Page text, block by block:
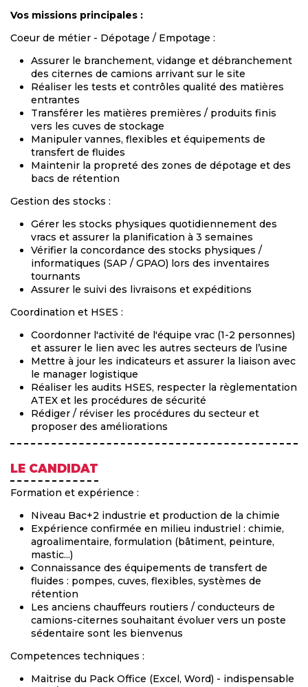
Vos missions principales :
Coeur de métier - Dépotage / Empotage :
Assurer le branchement, vidange et débranchement
des citernes de camions arrivant sur le site
Réaliser les tests et contrôles qualité des matières
entrantes
Transférer les matières premières / produits finis
vers les cuves de stockage
Manipuler vannes, flexibles et équipements de
transfert de fluides
Maintenir la propreté des zones de dépotage et des
bacs de rétention
Gestion des stocks :
Gérer les stocks physiques quotidiennement des
vracs et assurer la planification à 3 semaines
Vérifier la concordance des stocks physiques /
informatiques (SAP / GPAO) lors des inventaires
tournants
Assurer le suivi des livraisons et expéditions
Coordination et HSES :
Coordonner l'activité de l'équipe vrac (1-2 personnes)
et assurer le lien avec les autres secteurs de l’usine
Mettre à jour les indicateurs et assurer la liaison avec
le manager logistique
Réaliser les audits HSES, respecter la règlementation
ATEX et les procédures de sécurité
Rédiger / réviser les procédures du secteur et
proposer des améliorations
LE CANDIDAT
Formation et expérience :
Niveau Bac+2 industrie et production de la chimie
Expérience confirmée en milieu industriel : chimie,
agroalimentaire, formulation (bâtiment, peinture,
mastic...)
Connaissance des équipements de transfert de
fluides : pompes, cuves, flexibles, systèmes de
rétention
Les anciens chauffeurs routiers / conducteurs de
camions-citernes souhaitant évoluer vers un poste
sédentaire sont les bienvenus
Competences techniques :
Maitrise du Pack Office (Excel, Word) - indispensable